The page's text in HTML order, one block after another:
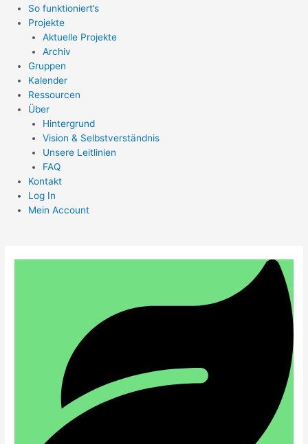
So funktioniert’s
Projekte
Aktuelle Projekte
Archiv
Gruppen
Kalender
Ressourcen
Über
Hintergrund
Vision & Selbstverständnis
Unsere Leitlinien
FAQ
Kontakt
Log In
Mein Account